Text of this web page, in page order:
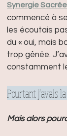
Synergie Sacrée
commencé à
les écoutais
du « oui, mais
trop gênée.
constamment
Pourtant j’avais
Mais alors